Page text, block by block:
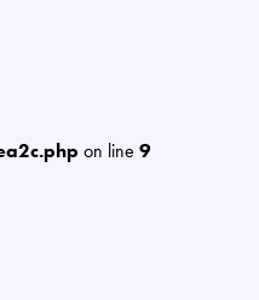
on line 9